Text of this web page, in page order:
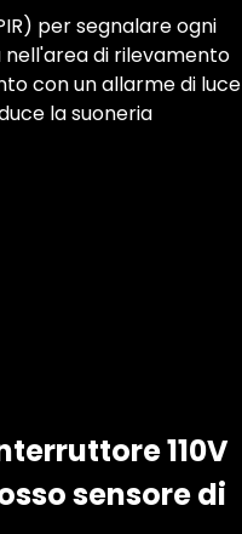
per segnalare ogni
di rilevamento
con un allarme di luce
la suoneria
110V
sensore di